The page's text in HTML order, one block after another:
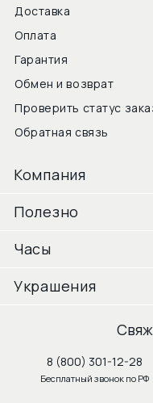
Доставка
Оплата
Гарантия
Обмен и возврат
Проверить статус
Обратная связь
Компания
Полезно
Часы
Украшения
8 (800) 301-12-28
Бесплатный звонок по РФ